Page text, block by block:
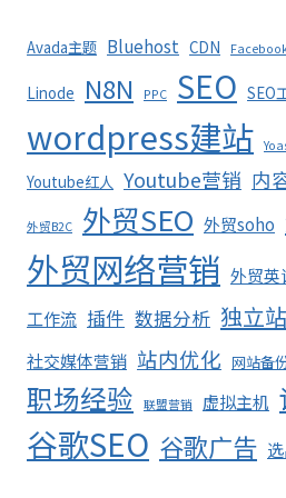
Avada主题 Bluehost CDN
Linode N8N PPC SEO SEO
wordpress建站
Youtube红人 Youtube营销 内
外贸B2C 外贸SEO 外贸soho
外贸网络营销 外贸英
工作流 插件 数据分析 独立站
社交媒体营销 站内优化 网站备
职场经验 联盟营销 虚拟主机
谷歌SEO 谷歌广告